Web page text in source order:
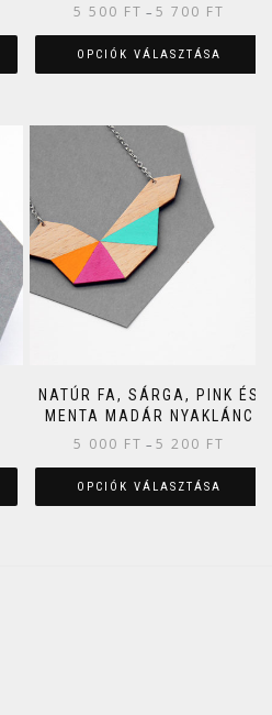
5 500 FT – 5 700 FT
OPCIÓK VÁLASZTÁSA
NATÚR FA, SÁRGA, PINK ÉS
MENTA MADÁR NYAKLÁNC
5 000 FT – 5 200 FT
OPCIÓK VÁLASZTÁSA